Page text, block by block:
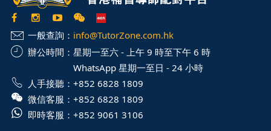
一般查詢： info@TutorZone.com.hk
辦公時間： 星期一至六 - 上午 9 時至下午 6 時
WhatsApp 星期一至日 - 24 小時
人手接聽： +852 6828 1809
微信客服： +852 6828 1809
即時客服： +852 9061 3106